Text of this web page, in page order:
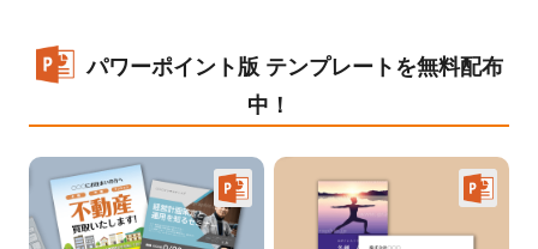
パワーポイント版 テンプレートを無料配布
中！